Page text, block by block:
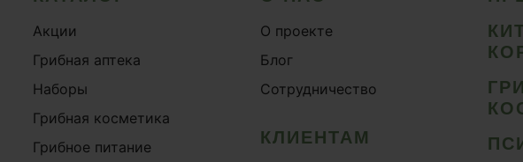
Акции
Грибная аптека
Наборы
Грибная косметика
Грибное питание
О проекте
Блог
Сотрудничество
КЛИЕНТАМ